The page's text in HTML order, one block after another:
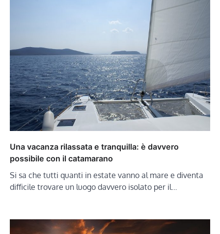
Una vacanza rilassata e tranquilla: è davvero
possibile con il catamarano
Si sa che tutti quanti in estate vanno al mare e diventa
difficile trovare un luogo davvero isolato per il…